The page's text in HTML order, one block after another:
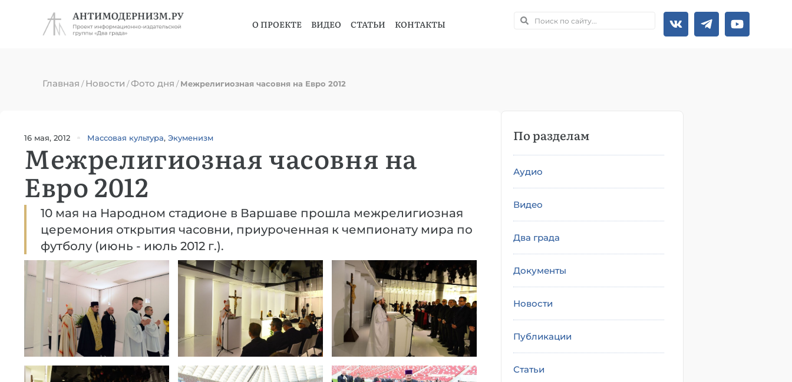
О ПРОЕКТЕ ВИДЕО СТАТЬИ КОНТАКТЫ
Главная /Новости /Фото дня /Межрелигиозная часовня на Евро 2012
16 мая, 2012 Массовая культура, Экуменизм
Межрелигиозная часовня на
Евро 2012
10 мая на Народном стадионе в Варшаве прошла межрелигиозная
церемония открытия часовни, приуроченная к чемпионату мира по
футболу (июнь - июль 2012 г.).
По разделам
Аудио
Видео
Два града
Документы
Новости
Публикации
Статьи